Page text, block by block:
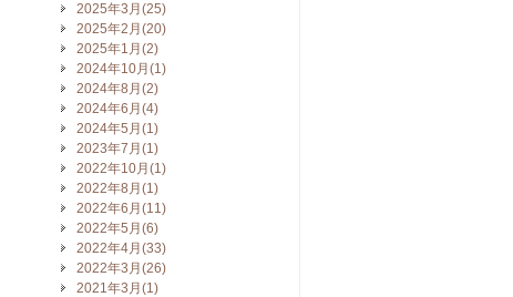
2025年3月(25)
2025年2月(20)
2025年1月(2)
2024年10月(1)
2024年8月(2)
2024年6月(4)
2024年5月(1)
2023年7月(1)
2022年10月(1)
2022年8月(1)
2022年6月(11)
2022年5月(6)
2022年4月(33)
2022年3月(26)
2021年3月(1)